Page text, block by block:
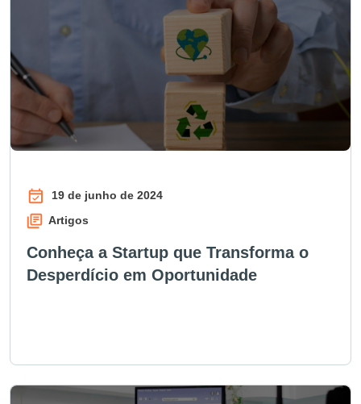
19 de junho de 2024
Artigos
Conheça a Startup que Transforma o
Desperdício em Oportunidade